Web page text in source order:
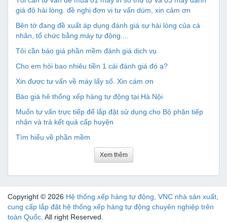
giá độ hài lòng. đề nghị đơn vị tư vấn dùm, xin cảm ơn
Bên tớ đang đề xuất áp dụng đánh giá sự hài lòng của cá
nhân, tổ chức bằng máy tự động....
Tôi cần báo giá phần mềm đánh giá dịch vụ
Cho em hỏi bao nhiêu tiền 1 cái đánh giá đó ạ?
Xin được tư vấn về máy lấy số. Xin cám ơn
Báo giá hê thống xếp hàng tự động tại Hà Nội
Muốn tư vấn trực tiếp để lắp đặt sử dụng cho Bộ phận tiếp
nhận và trả kết quả cấp huyện
Tìm hiểu về phần mềm
Xem thêm
Copyright © 2026 Hệ thống xếp hàng tự động, VNC nhà sản xuất,
cung cấp lắp đặt hệ thống xếp hàng tự động chuyên nghiệp trên
toàn Quốc . All right Reserved.